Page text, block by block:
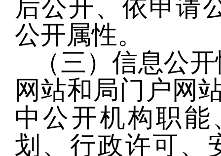
后公开、依申请
公开属性。
（三）信息公
网站和局门户网
中公开机构职
划、行政许可、